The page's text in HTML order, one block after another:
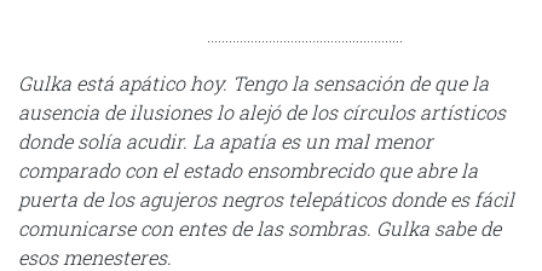
Gulka está apático hoy. Tengo la sensación de que la
ausencia de ilusiones lo alejó de los círculos artísticos
donde solía acudir. La apatía es un mal menor
comparado con el estado ensombrecido que abre la
puerta de los agujeros negros telepáticos donde es fácil
comunicarse con entes de las sombras. Gulka sabe de
esos menesteres.